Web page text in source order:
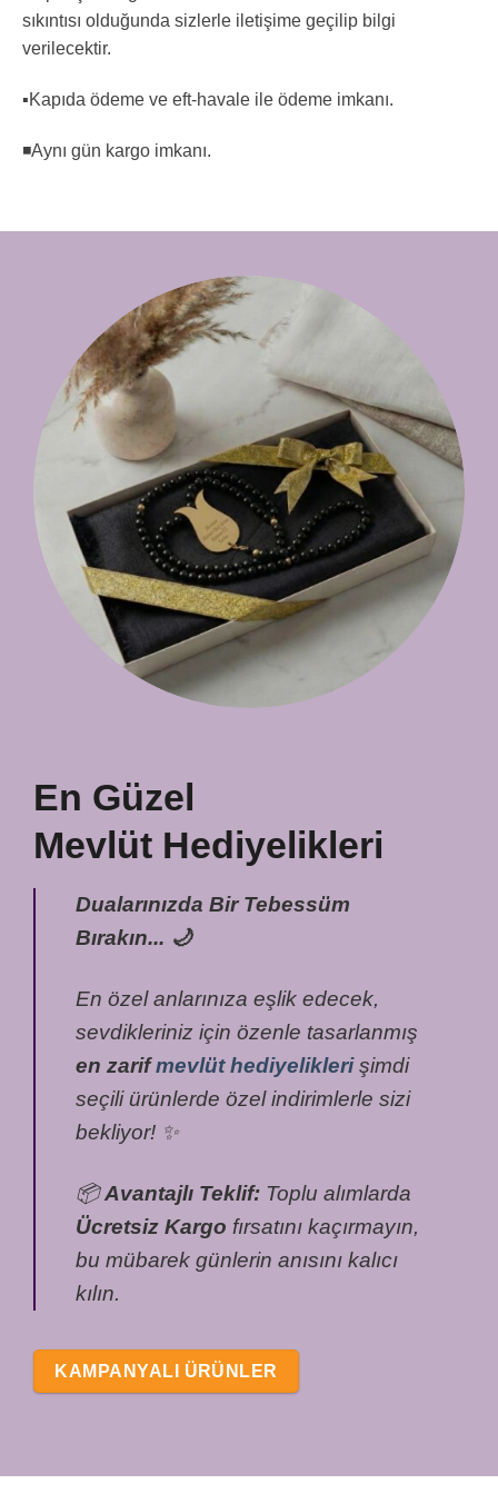
sıkıntısı olduğunda sizlerle iletişime geçilip bilgi
verilecektir.
▪️Kapıda ödeme ve eft-havale ile ödeme imkanı.
◾️Aynı gün kargo imkanı.
En Güzel
Mevlüt Hediyelikleri
Dualarınızda Bir Tebessüm
Bırakın... 🌙
En özel anlarınıza eşlik edecek,
sevdikleriniz için özenle tasarlanmış
en zarifmevlüt hediyeliklerişimdi
seçili ürünlerde özel indirimlerle sizi
bekliyor! ✨
📦Avantajlı Teklif:Toplu alımlarda
Ücretsiz Kargo fırsatını kaçırmayın,
bu mübarek günlerin anısını kalıcı
kılın.
KAMPANYALI ÜRÜNLER